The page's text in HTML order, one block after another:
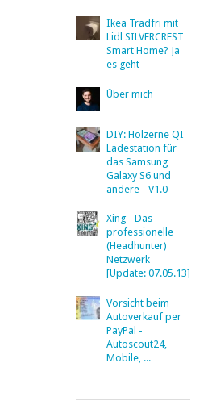
Ikea Tradfri mit
Lidl SILVERCREST
Smart Home? Ja
es geht
Über mich
DIY: Hölzerne QI
Ladestation für
das Samsung
Galaxy S6 und
andere - V1.0
Xing - Das
professionelle
(Headhunter)
Netzwerk
[Update: 07.05.13]
Vorsicht beim
Autoverkauf per
PayPal -
Autoscout24,
Mobile, ...